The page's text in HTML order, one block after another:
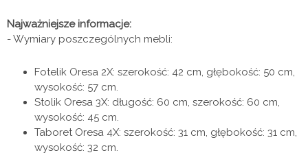
Najważniejsze informacje:
- Wymiary poszczególnych mebli:
Fotelik Oresa 2X: szerokość: 42 cm, głębokość: 50 cm,
wysokość: 57 cm.
Stolik Oresa 3X: długość: 60 cm, szerokość: 60 cm,
wysokość: 45 cm.
Taboret Oresa 4X: szerokość: 31 cm, głębokość: 31 cm,
wysokość: 32 cm.